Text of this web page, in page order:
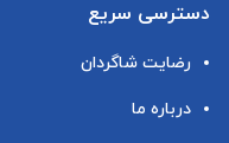
دسترسی سریع
رضایت شاگردان
درباره ما